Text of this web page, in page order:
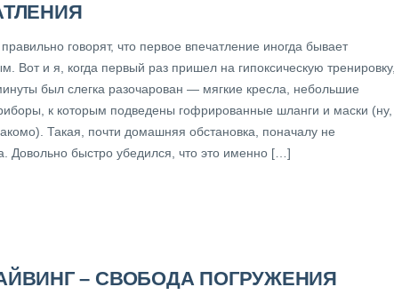
говорят, что первое впечатление иногда бывает
Вот и я, когда первый раз пришел на гипоксическую тренировку,
был слегка разочарован — мягкие кресла, небольшие
к которым подведены гофрированные шланги и маски (ну,
Такая, почти домашняя обстановка, поначалу не
Довольно быстро убедился, что это именно […]
– СВОБОДА ПОГРУЖЕНИЯ